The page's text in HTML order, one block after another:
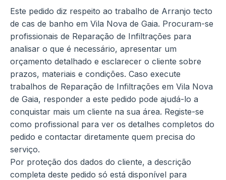
Este pedido diz respeito ao trabalho de Arranjo tecto
de cas de banho em Vila Nova de Gaia. Procuram-se
profissionais de Reparação de Infiltrações para
analisar o que é necessário, apresentar um
orçamento detalhado e esclarecer o cliente sobre
prazos, materiais e condições. Caso execute
trabalhos de Reparação de Infiltrações em Vila Nova
de Gaia, responder a este pedido pode ajudá-lo a
conquistar mais um cliente na sua área. Registe-se
como profissional para ver os detalhes completos do
pedido e contactar diretamente quem precisa do
serviço.
Por proteção dos dados do cliente, a descrição
completa deste pedido só está disponível para